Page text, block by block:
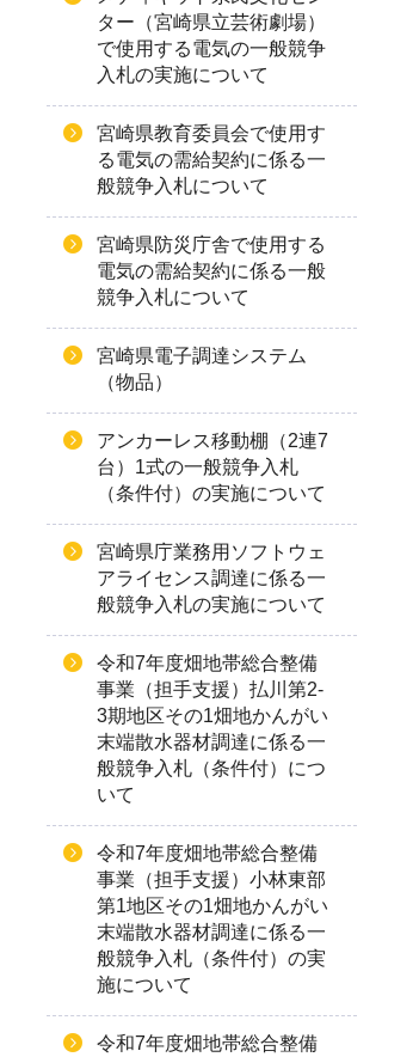
ター（宮崎県立芸術劇場）
で使用する電気の一般競争
入札の実施について
宮崎県教育委員会で使用す
る電気の需給契約に係る一
般競争入札について
宮崎県防災庁舎で使用する
電気の需給契約に係る一般
競争入札について
宮崎県電子調達システム
（物品）
アンカーレス移動棚（2連7
台）1式の一般競争入札
（条件付）の実施について
宮崎県庁業務用ソフトウェ
アライセンス調達に係る一
般競争入札の実施について
令和7年度畑地帯総合整備
事業（担手支援）払川第2-
3期地区その1畑地かんがい
末端散水器材調達に係る一
般競争入札（条件付）につ
いて
令和7年度畑地帯総合整備
事業（担手支援）小林東部
第1地区その1畑地かんがい
末端散水器材調達に係る一
般競争入札（条件付）の実
施について
令和7年度畑地帯総合整備